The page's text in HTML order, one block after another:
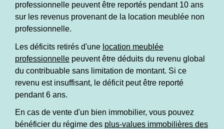
professionnelle peuvent être reportés pendant 10 ans
sur les revenus provenant de la location meublée non
professionnelle.
Les déficits retirés d'une location meublée
professionnelle peuvent être déduits du revenu global
du contribuable sans limitation de montant. Si ce
revenu est insuffisant, le déficit peut être reporté
pendant 6 ans.
En cas de vente d'un bien immobilier, vous pouvez
bénéficier du régime des plus-values immobilières des